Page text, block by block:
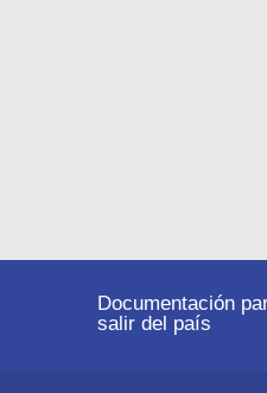
Documentación
salir del país